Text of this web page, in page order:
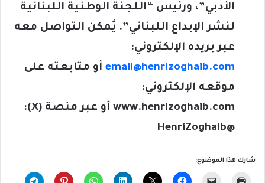
الأدبي”، ورئيس “اللجنة الوطنية اللبنانية
لنشر الإبداع اللبناني”. يُمكن التواصل معه
عبر بريده الإلكتروني:
email@henrizoghaib.com أو متابعته على
موقعه الإلكتروني:
www.henrizoghaib.com أو عبر منصة (X
):
@HenriZoghaib
شارك هذا الموضوع: